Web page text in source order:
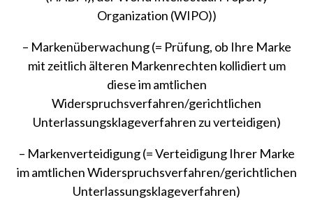
Organization (WIPO))
– Markenüberwachung (= Prüfung, ob Ihre Marke
mit zeitlich älteren Markenrechten kollidiert um
diese im amtlichen
Widerspruchsverfahren/gerichtlichen
Unterlassungsklageverfahren zu verteidigen)
– Markenverteidigung (= Verteidigung Ihrer Marke
im amtlichen Widerspruchsverfahren/gerichtlichen
Unterlassungsklageverfahren)